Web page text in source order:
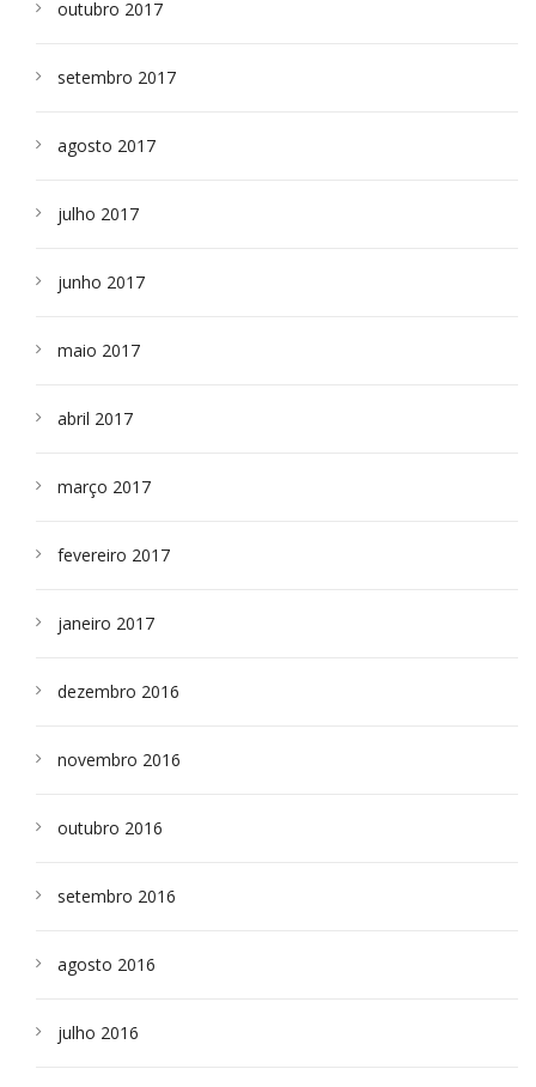
outubro 2017
setembro 2017
agosto 2017
julho 2017
junho 2017
maio 2017
abril 2017
março 2017
fevereiro 2017
janeiro 2017
dezembro 2016
novembro 2016
outubro 2016
setembro 2016
agosto 2016
julho 2016